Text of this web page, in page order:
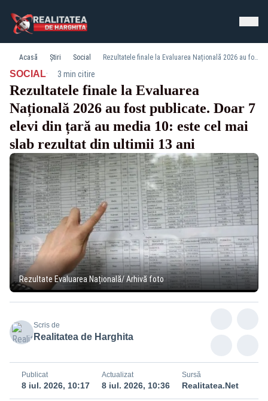
Acasă Știri Social Rezultatele finale la Evaluarea Națională 2026 au fost publicate. Doar 7 elevi din țară au media 10: este cel mai slab rezultat din ultimii 13 ani
SOCIAL· 3 min citire
Rezultatele finale la Evaluarea
Națională 2026 au fost publicate. Doar 7
elevi din țară au media 10: este cel mai
slab rezultat din ultimii 13 ani
Rezultate Evaluarea Națională/ Arhivă foto
Scris de
Realitatea de Harghita
Publicat
8 iul. 2026, 10:17
Actualizat
8 iul. 2026, 10:36
Sursă
Realitatea.Net